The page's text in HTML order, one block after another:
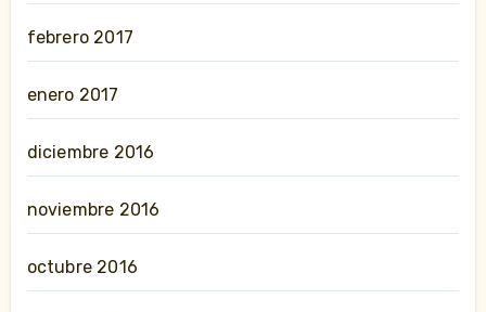
febrero 2017
enero 2017
diciembre 2016
noviembre 2016
octubre 2016